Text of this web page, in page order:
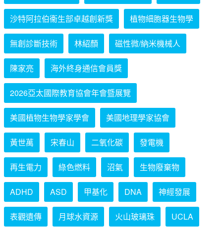
沙特阿拉伯衞生部卓越創新獎 植物細胞器生物學
無創診斷技術 林紹顏 磁性微/納米機械人
陳家亮 海外終身通信會員獎
2026亞太國際教育協會年會暨展覽
美國植物生物學家學會 美國地理學家協會
黃世萬 宋春山 二氧化碳 發電機
再生電力 綠色燃料 沼氣 生物廢棄物
ADHD ASD 甲基化 DNA 神經發展
表觀遺傳 月球水資源 火山玻璃珠 UCLA